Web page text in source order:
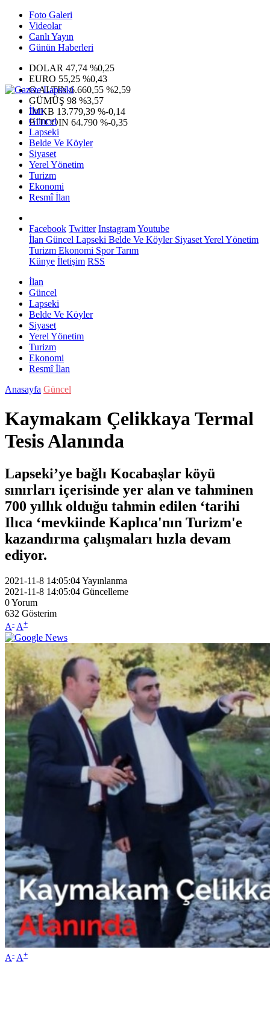
Foto Galeri
Videolar
Canlı Yayın
Günün Haberleri
DOLAR 47,74 %0,25
EURO 55,25 %0,43
G.ALTIN6.660,55 %2,59
GÜMÜŞ 98 %3,57
IMKB 13.779,39 %-0,14
BITCOIN 64.790 %-0,35
İlan
Güncel
Lapseki
Belde Ve Köyler
Siyaset
Yerel Yönetim
Turizm
Ekonomi
Resmî İlan
Facebook Twitter InstagramYoutube
İlan Güncel Lapseki Belde Ve KöylerSiyasetYerel Yönetim
Turizm Ekonomi SporTarım
Künye İletişim RSS
İlan
Güncel
Lapseki
Belde Ve Köyler
Siyaset
Yerel Yönetim
Turizm
Ekonomi
Resmî İlan
Anasayfa Güncel
Kaymakam Çelikkaya Termal
Tesis Alanında
Lapseki’ye bağlı Kocabaşlar köyü
sınırları içerisinde yer alan ve tahminen
700 yıllık olduğu tahmin edilen ‘tarihi
Ilıca ‘mevkiinde Kaplıca'nın Turizm'e
kazandırma çalışmaları hızla devam
ediyor.
2021-11-8 14:05:04Yayınlanma
2021-11-8 14:05:04 Güncelleme
0Yorum
632 Gösterim
A- A+
A- A+